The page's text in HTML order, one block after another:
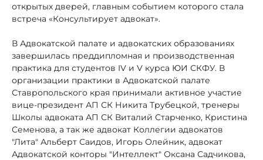
открытых дверей, главным событием которого стала
встреча «Консультирует адвокат».
В Адвокатской палате и адвокатских образованиях
завершилась преддипломная и производственная
практика для студентов IV и V курса ЮИ СКФУ. В
организации практики в Адвокатской палате
Ставропольского края принимали активное участие
вице-президент АП СК Никита Трубецкой, тренеры
Школы адвоката АП СК Виталий Старченко, Кристина
Семенова, а так же адвокат Коллегии адвокатов
"Лита" Альберт Саидов, Игорь Олейник, адвокат
Адвокатской конторы "Интеллект" Оксана Садчикова,